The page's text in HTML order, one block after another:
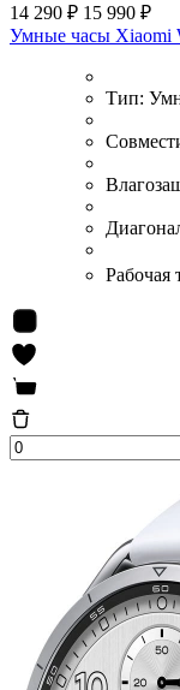
14 290 ₽ 15 990 ₽
Умные часы Xiaomi
Тип:
Рабочая